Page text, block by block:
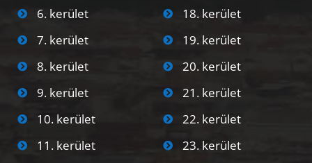
6. kerület
7. kerület
8. kerület
9. kerület
10. kerület
11. kerület
18. kerület
19. kerület
20. kerület
21. kerület
22. kerület
23. kerület